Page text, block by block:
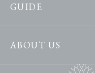
GUIDE
ABOUT US